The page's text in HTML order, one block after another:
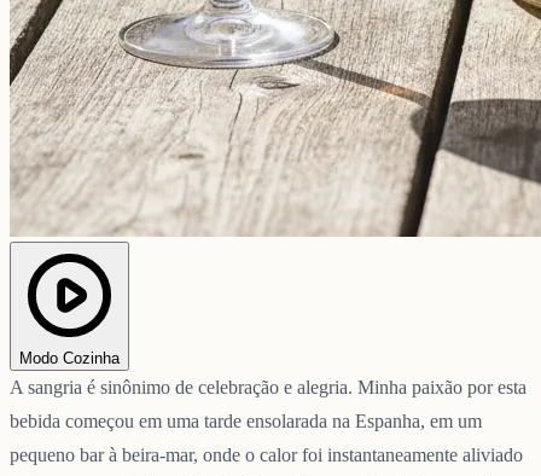
Modo Cozinha
A sangria é sinônimo de celebração e alegria. Minha paixão por esta
bebida começou em uma tarde ensolarada na Espanha, em um
pequeno bar à beira-mar, onde o calor foi instantaneamente aliviado